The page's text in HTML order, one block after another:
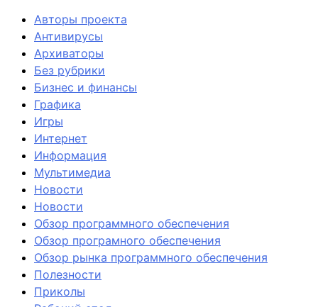
Авторы проекта
Антивирусы
Архиваторы
Без рубрики
Бизнес и финансы
Графика
Игры
Интернет
Информация
Мультимедиа
Новости
Новости
Обзор программного обеспечения
Обзор програмного обеспечения
Обзор рынка программного обеспечения
Полезности
Приколы